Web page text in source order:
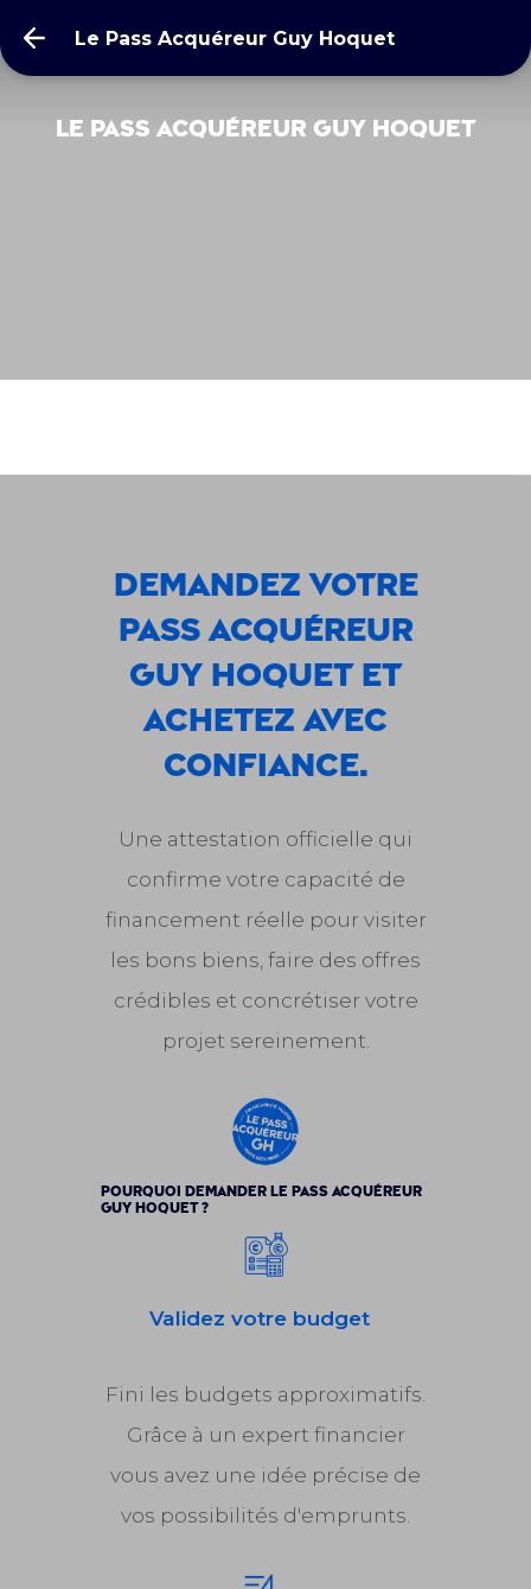
Le Pass Acquéreur Guy Hoquet
Le Pass Acquéreur Guy Hoquet
Demandez votre
Pass Acquéreur
Guy Hoquet et
achetez avec
confiance.
Une attestation officielle qui
confirme votre capacité de
financement réelle pour visiter
les bons biens, faire des offres
crédibles et concrétiser votre
projet sereinement.
POURQUOI DEMANDER LE PASS ACQUÉREUR
GUY HOQUET ?
Validez votre budget
Fini les budgets approximatifs.
Grâce à un expert financier
vous avez une idée précise de
vos possibilités d'emprunts.